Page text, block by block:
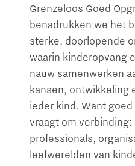
Grenzeloos Goed
benadrukken we het
sterke, doorlopende
waarin kinderopvang
nauw samenwerken
kansen, ontwikkeling
ieder kind. Want
vraagt om
professionals,
leefwerelden van